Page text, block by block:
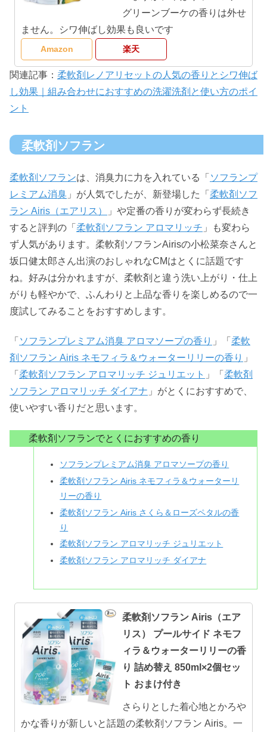
グリーンブーケの香りは外せ
ません。シワ伸ばし効果も良いです
Amazon 楽天
関連記事： 柔軟剤レノアリセットの人気の香りとシワ伸ば
し効果｜組み合わせにおすすめの洗濯洗剤と使い方のポイ
ント
柔軟剤ソフラン
柔軟剤ソフランは、消臭力に力を入れている「 ソフランプ
レミアム消臭 」が人気でしたが、新登場した「 柔軟剤ソフ
ラン Airis（エアリス）
」や定番の香りが変わらず長続き
すると評判の「 柔軟剤ソフラン アロマリッチ 」も変わら
ず人気があります。柔軟剤ソフランAirisの小松菜奈さんと
坂口健太郎さん出演のおしゃれなCMはとくに話題です
ね。好みは分かれますが、柔軟剤と違う洗い上がり・仕上
がりも軽やかで、ふんわりと上品な香りを楽しめるので一
度試してみることをおすすめします。
「 ソフランプレミアム消臭 アロマソープの香り 」「 柔軟
剤ソフラン Airis ネモフィラ＆ウォーターリリーの香り 」
「 柔軟剤ソフラン アロマリッチ ジュリエット 」「 柔軟剤
ソフラン アロマリッチ ダイアナ 」がとくにおすすめで、
使いやすい香りだと思います。
柔軟剤ソフランでとくにおすすめの香り
ソフランプレミアム消臭 アロマソープの香り
柔軟剤ソフラン Airis ネモフィラ＆ウォーターリ
リーの香り
柔軟剤ソフラン Airis さくら＆ローズペタルの香
り
柔軟剤ソフラン アロマリッチ ジュリエット
柔軟剤ソフラン アロマリッチ ダイアナ
柔軟剤ソフラン Airis（エア
リス） プールサイド ネモフ
ィラ＆ウォーターリリーの香
り 詰め替え 850ml×2個セッ
ト おまけ付き
さらりとした着心地とかろや
かな香りが新しいと話題の柔軟剤ソフラン Airis。一